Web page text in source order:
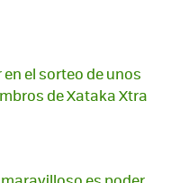
el sorteo de unos
de Xataka Xtra